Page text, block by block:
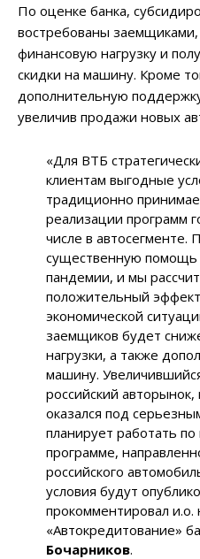
По оценке банка,
востребованы заемщиками,
финансовую нагрузку и
скидки на машину. Кроме
дополнительную
увеличив продажи новых
«Для ВТБ
клиентам выгодные
традиционно
реализации программ
числе в автосегменте.
существенную помощь
пандемии, и мы
положительный
экономической
заемщиков будет
нагрузки, а также
машину.
российский
оказался под
планирует работать
программе,
российского
условия будут
прокомментировал и.о.
«Автокредитование»
Бочарников.